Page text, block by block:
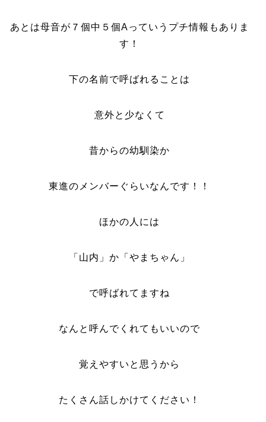
あとは母音が７個中５個Aっていうプチ情報もありま
す！
下の名前で呼ばれることは
意外と少なくて
昔からの幼馴染か
東進のメンバーぐらいなんです！！
ほかの人には
「山内」か「やまちゃん」
で呼ばれてますね
なんと呼んでくれてもいいので
覚えやすいと思うから
たくさん話しかけてください！